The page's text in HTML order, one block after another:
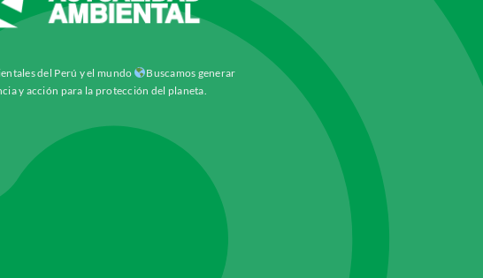
del Perú y el mundo
Buscamos generar
y acción para la protección del planeta.